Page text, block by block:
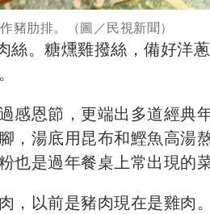
豬肋排。（圖／民視新聞）
。糖燻雞撥絲，備好洋
感恩節，更端出多道經典
，湯底用昆布和鰹魚高湯
是過年餐桌上常出現的菜
以前是豬肉現在是雞肉。